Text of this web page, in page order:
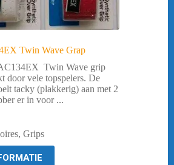
Twin Wave Grap
Twin Wave grip
door vele topspelers. De
tacky (plakkerig) aan met 2
er in voor ...
, Grips